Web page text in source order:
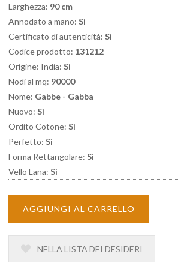
Larghezza: 90 cm
Annodato a mano: Sì
Certificato di autenticità: Sì
Codice prodotto: 131212
Origine: India: Sì
Nodi al mq: 90000
Nome: Gabbe - Gabba
Nuovo: Sì
Ordito Cotone: Sì
Perfetto: Sì
Forma Rettangolare: Sì
Vello Lana: Sì
AGGIUNGI AL CARRELLO
NELLA LISTA DEI DESIDERI